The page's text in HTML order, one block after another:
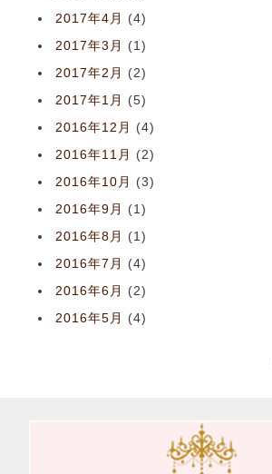
2017年4月
(4)
2017年3月
(1)
2017年2月
(2)
2017年1月
(5)
2016年12月
(4)
2016年11月
(2)
2016年10月
(3)
2016年9月
(1)
2016年8月
(1)
2016年7月
(4)
2016年6月
(2)
2016年5月
(4)